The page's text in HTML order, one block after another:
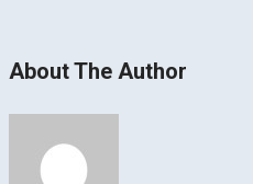
About The Author